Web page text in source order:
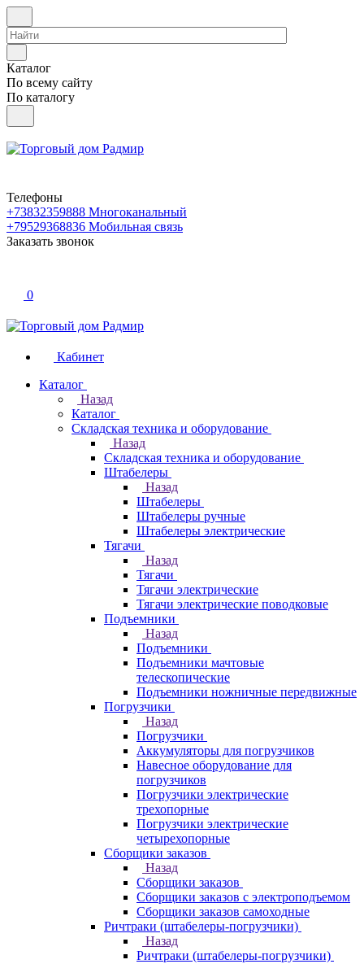
Каталог
По всему сайту
По каталогу
Телефоны
+73832359888 Многоканальный
+79529368836 Мобильная связь
Заказать звонок
0
Кабинет
Каталог
Назад
Каталог
Складская техника и оборудование
Назад
Складская техника и оборудование
Штабелеры
Назад
Штабелеры
Штабелеры ручные
Штабелеры электрические
Тягачи
Назад
Тягачи
Тягачи электрические
Тягачи электрические поводковые
Подъемники
Назад
Подъемники
Подъемники мачтовые
телескопические
Подъемники ножничные передвижные
Погрузчики
Назад
Погрузчики
Аккумуляторы для погрузчиков
Навесное оборудование для
погрузчиков
Погрузчики электрические
трехопорные
Погрузчики электрические
четырехопорные
Сборщики заказов
Назад
Сборщики заказов
Сборщики заказов с электроподъемом
Сборщики заказов самоходные
Ричтраки (штабелеры-погрузчики)
Назад
Ричтраки (штабелеры-погрузчики)